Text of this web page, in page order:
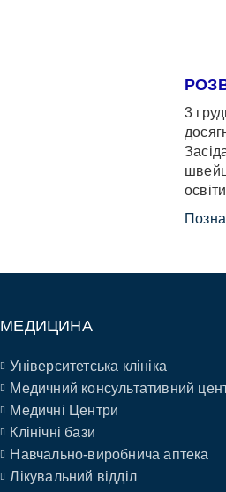
3
МЕДИЦИНА
Університетська клініка
Медичний консультативний
Медичні Центри
Клінічні бази
Навчально-виробнича аптека
Лікувальний відділ